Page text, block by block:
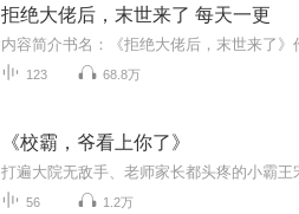
拒绝大佬后，末世来了 每天一更
123 68.8万
《校霸，爷看上你了》
56 1.2万